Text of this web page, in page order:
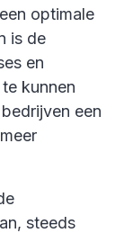
optimale
is de
en
kunnen
een
steeds